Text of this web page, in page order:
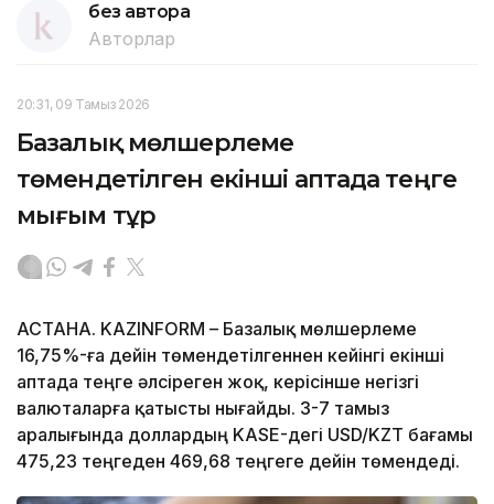
без автора
Авторлар
20:31, 09 Тамыз 2026
Базалық мөлшерлеме
төмендетілген екінші аптада теңге
мығым тұр
АСТАНА. KAZINFORM – Базалық мөлшерлеме
16,75%-ға дейін төмендетілгеннен кейінгі екінші
аптада теңге әлсіреген жоқ, керісінше негізгі
валюталарға қатысты нығайды. 3-7 тамыз
аралығында доллардың KASE-дегі USD/KZT бағамы
475,23 теңгеден 469,68 теңгеге дейін төмендеді.